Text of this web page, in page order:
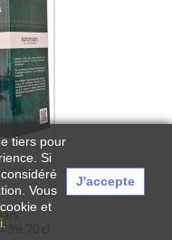
70 cl
tiers pour
Si
Vous
et
.
J'accepte